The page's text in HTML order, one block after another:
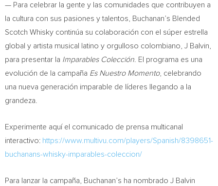
— Para celebrar la gente y las comunidades que contribuyen a
la cultura con sus pasiones y talentos, Buchanan’s Blended
Scotch Whisky continúa su colaboración con el súper estrella
global y artista musical latino y orgulloso colombiano, J Balvin,
para presentar la Imparables Colección . El programa es una
evolución de la campaña Es Nuestro Momento, celebrando
una nueva generación imparable de líderes llegando a la
grandeza.
Experimente aquí el comunicado de prensa multicanal
interactivo: https://www.multivu.com/players/Spanish/8398651-
buchanans-whisky-imparables-coleccion/
Para lanzar la campaña, Buchanan’s ha nombrado J Balvin